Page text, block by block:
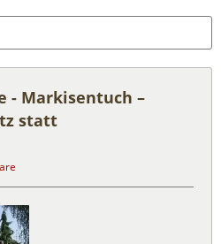
- Markisentuch –
statt